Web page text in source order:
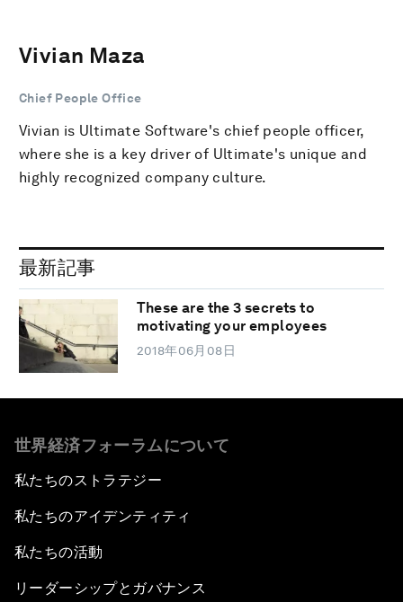
Vivian Maza
Chief People Office
Vivian is Ultimate Software's chief people officer,
where she is a key driver of Ultimate's unique and
highly recognized company culture.
最新記事
These are the 3 secrets to
motivating your employees
2018年06月08日
世界経済フォーラムについて
私たちのストラテジー
私たちのアイデンティティ
私たちの活動
リーダーシップとガバナンス